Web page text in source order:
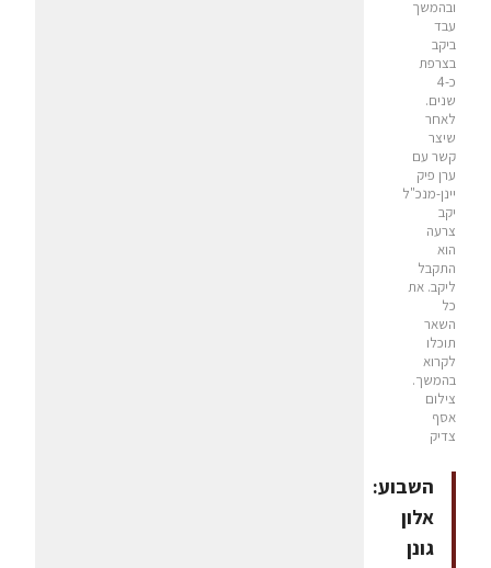
ובהמשך
עבד
ביקב
בצרפת
כ-4
שנים.
לאחר
שיצר
קשר עם
ערן פיק
יינן-מנכ"ל
יקב
צרעה
הוא
התקבל
ליקב. את
כל
השאר
תוכלו
לקרוא
בהמשך.
צילום
אסף
צדיק
השבוע:
אלון
גונן